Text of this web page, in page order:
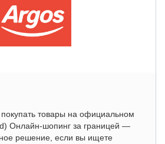
покупать товары на официальном
Онлайн-шопинг за границей —
решение, если вы ищете